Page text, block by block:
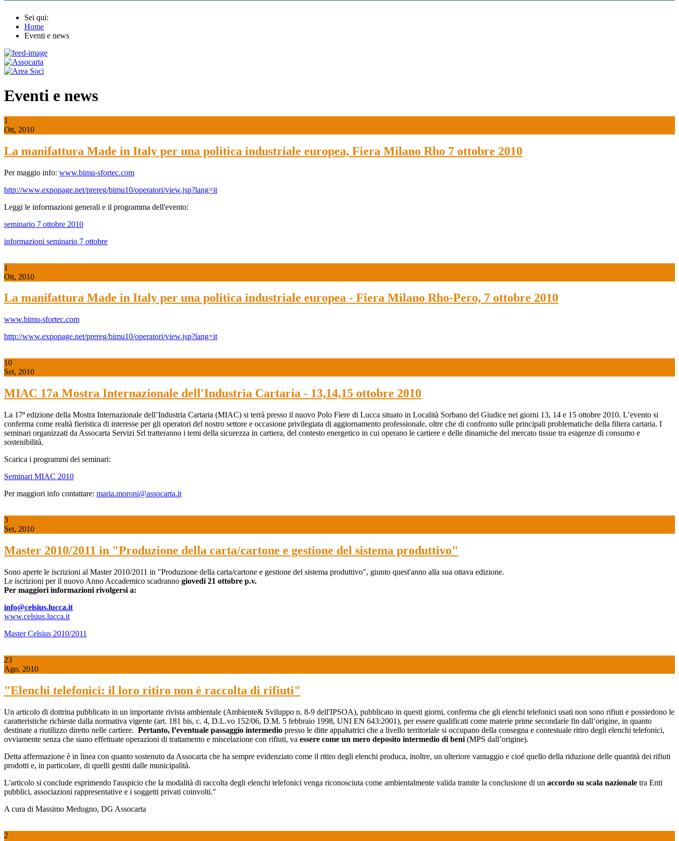
Sei qui:
Home
Eventi e news
Eventi e news
1
Ott, 2010
La manifattura Made in Italy per una politica industriale europea, Fiera Milano Rho 7 ottobre 2010
Per maggio info: www.bimu-sfortec.com
http://www.expopage.net/prereg/bimu10/operatori/view.jsp?lang=it
Leggi le informazioni generali e il programma dell'evento:
seminario 7 ottobre 2010
informazioni seminario 7 ottobre
1
Ott, 2010
La manifattura Made in Italy per una politica industriale europea - Fiera Milano Rho-Pero, 7 ottobre 2010
www.bimu-sfortec.com
http://www.expopage.net/prereg/bimu10/operatori/view.jsp?lang=it
10
Set, 2010
MIAC 17a Mostra Internazionale dell'Industria Cartaria - 13,14,15 ottobre 2010
La 17ª edizione della Mostra Internazionale dell’Industria Cartaria (MIAC) si terrà presso il nuovo Polo Fiere di Lucca situato in Località Sorbano del Giudice nei giorni 13, 14 e 15 ottobre 2010. L’evento si
conferma come realtà fieristica di interesse per gli operatori del nostro settore e occasione privilegiata di aggiornamento professionale, oltre che di confronto sulle principali problematiche della filiera cartaria. I
seminari organizzati da Assocarta Servizi Srl tratteranno i temi della sicurezza in cartiera, del contesto energetico in cui operano le cartiere e delle dinamiche del mercato tissue tra esigenze di consumo e
sostenibilità.
Scarica i programmi dei seminari:
Seminari MIAC 2010
Per maggiori info contattare: maria.moroni@assocarta.it
3
Set, 2010
Master 2010/2011 in "Produzione della carta/cartone e gestione del sistema produttivo"
Sono aperte le iscrizioni al Master 2010/2011 in "Produzione della carta/cartone e gestione del sistema produttivo", giunto quest'anno alla sua ottava edizione.
Le iscrizioni per il nuovo Anno Accademico scadranno giovedi 21 ottobre p.v.
Per maggiori informazioni rivolgersi a:
info@celsius.lucca.it
www.celsius.lucca.it
Master Celsius 2010/2011
23
Ago, 2010
"Elenchi telefonici: il loro ritiro non è raccolta di rifiuti"
Un articolo di dottrina pubblicato in un importante rivista ambientale (Ambiente& Sviluppo n. 8-9 dell'IPSOA), pubblicato in questi giorni, conferma che gli elenchi telefonici usati non sono rifiuti e possiedono le
caratteristiche richieste dalla normativa vigente (art. 181 bis, c. 4, D.L.vo 152/06, D.M. 5 febbraio 1998, UNI EN 643:2001), per essere qualificati come materie prime secondarie fin dall’origine, in quanto
destinate a riutilizzo diretto nelle cartiere. Pertanto, l’eventuale passaggio intermedio presso le ditte appaltatrici che a livello territoriale si occupano della consegna e contestuale ritiro degli elenchi telefonici,
ovviamente senza che siano effettuate operazioni di trattamento e miscelazione con rifiuti, va essere come un mero deposito intermedio di beni (MPS dall’origine).
Detta affermazione è in linea con quanto sostenuto da Assocarta che ha sempre evidenziato come il ritiro degli elenchi produca, inoltre, un ulteriore vantaggio e cioé quello della riduzione delle quantità dei rifiuti
prodotti e, in particolare, di quelli gestiti dalle municipalità.
L'articolo si conclude esprimendo l'auspicio che la modalità di raccolta degli elenchi telefonici venga riconosciuta come ambientalmente valida tramite la conclusione di un accordo su scala nazionale tra Enti
pubblici, associazioni rappresentative e i soggetti privati coinvolti."
A cura di Massimo Medugno, DG Assocarta
2